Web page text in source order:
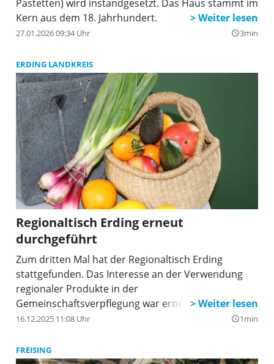
Pastetten) wird instandgesetzt. Das Haus stammt im
Kern aus dem 18. Jahrhundert.
27.01.2026 09:34 Uhr query_builder3min
ERDING LANDKREIS
Regionaltisch Erding erneut
durchgeführt
Zum dritten Mal hat der Regionaltisch Erding
stattgefunden. Das Interesse an der Verwendung
regionaler Produkte in der
Gemeinschaftsverpflegung war erneut sehr groß.
16.12.2025 11:08 Uhr query_builder1min
FREISING